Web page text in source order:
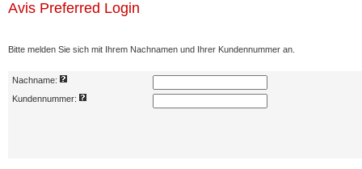
Avis Preferred Login
Bitte melden Sie sich mit Ihrem Nachnamen und Ihrer Kundennummer an.
Nachname:
Kundennummer: